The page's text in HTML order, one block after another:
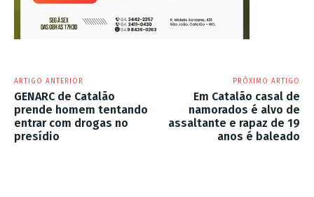
ARTIGO ANTERIOR
GENARC de Catalão
prende homem tentando
entrar com drogas no
presídio
PRÓXIMO ARTIGO
Em Catalão casal de
namorados é alvo de
assaltante e rapaz de 19
anos é baleado